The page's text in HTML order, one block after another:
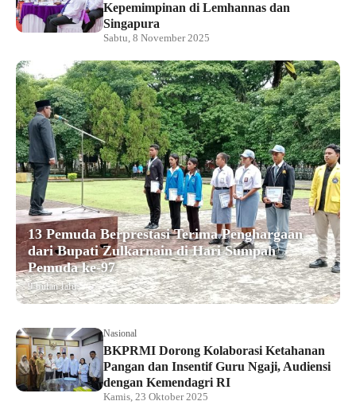
Kepemimpinan di Lemhannas dan
Singapura
Sabtu, 8 November 2025
13 Pemuda Berprestasi Terima Penghargaan
dari Bupati Zulkarnain di Hari Sumpah
Pemuda ke-97
9 bulan lalu
Nasional
BKPRMI Dorong Kolaborasi Ketahanan
Pangan dan Insentif Guru Ngaji, Audiensi
dengan Kemendagri RI
Kamis, 23 Oktober 2025